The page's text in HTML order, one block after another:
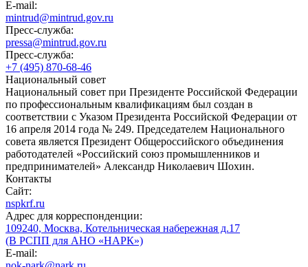
E-mail:
mintrud@mintrud.gov.ru
Пресс-служба:
pressa@mintrud.gov.ru
Пресс-служба:
+7 (495) 870-68-46
Национальный совет
Национальный совет при Президенте Российской Федерации
по профессиональным квалификациям был создан в
соответствии с Указом Президента Российской Федерации от
16 апреля 2014 года № 249. Председателем Национального
совета является Президент Общероссийского объединения
работодателей «Российский союз промышленников и
предпринимателей» Александр Николаевич Шохин.
Контакты
Сайт:
nspkrf.ru
Адрес для корреспонденции:
109240, Москва, Котельническая набережная д.17
(В РСПП для АНО «НАРК»)
E-mail: